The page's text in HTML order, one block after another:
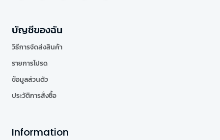
บัญชีของฉัน
วิธีการจัดส่งสินค้า
รายการโปรด
ข้อมูลส่วนตัว
ประวัติการสั่งซื้อ
Information